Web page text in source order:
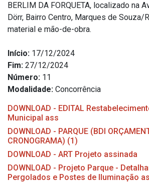
Radar da Transparência
Cespro
Outros
Notícias
Contato
Página Inicial
BERLIM DA FORQUETA, localizado na
Dörr, Bairro Centro, Marques de Souza/
material e mão-de-obra.
Início: 17/12/2024
Fim: 27/12/2024
Número: 11
Modalidade: Concorrência
DOWNLOAD - EDITAL
Municipal ass
DOWNLOAD - PARQUE (BDI
CRONOGRAMA) (1)
DOWNLOAD - ART Projeto assinada
DOWNLOAD - Projeto Parque -
Pergolados e Postes de Iluminação